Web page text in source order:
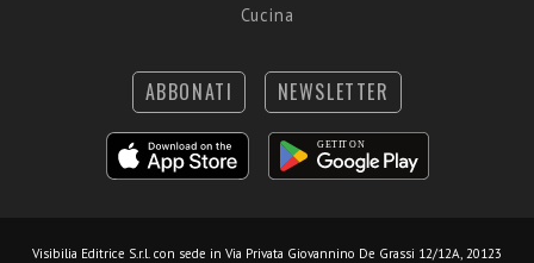
Cucina
ABBONATI NEWSLETTER
Visibilia Editrice S.r.l. con sede in Via Privata Giovannino De Grassi 12/12A, 20123